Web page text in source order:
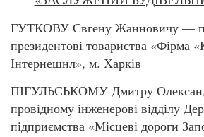
ГУТКОВУ Євгену Жанновичу —
президентові товариства «Фірма
Інтернешнл», м. Харків
ПІГУЛЬСЬКОМУ Дмитру
провідному інженерові відділу
підприємства «Місцеві дороги